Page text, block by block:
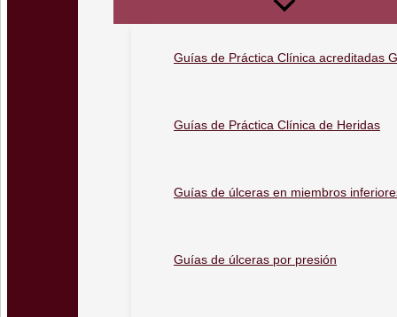
Guías de Práctica Clínica acreditadas
Guías de Práctica Clínica de Heridas
Guías de úlceras en miembros
Guías de úlceras por presión